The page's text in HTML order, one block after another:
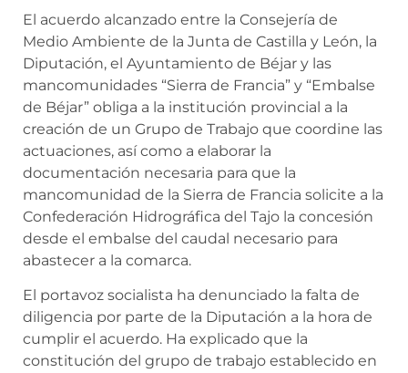
El acuerdo alcanzado entre la Consejería de
Medio Ambiente de la Junta de Castilla y León, la
Diputación, el Ayuntamiento de Béjar y las
mancomunidades “Sierra de Francia” y “Embalse
de Béjar” obliga a la institución provincial a la
creación de un Grupo de Trabajo que coordine las
actuaciones, así como a elaborar la
documentación necesaria para que la
mancomunidad de la Sierra de Francia solicite a la
Confederación Hidrográfica del Tajo la concesión
desde el embalse del caudal necesario para
abastecer a la comarca.
El portavoz socialista ha denunciado la falta de
diligencia por parte de la Diputación a la hora de
cumplir el acuerdo. Ha explicado que la
constitución del grupo de trabajo establecido en